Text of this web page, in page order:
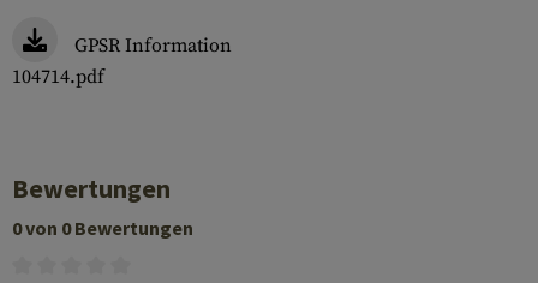
GPSR Information
104714.pdf
Bewertungen
0 von 0 Bewertungen